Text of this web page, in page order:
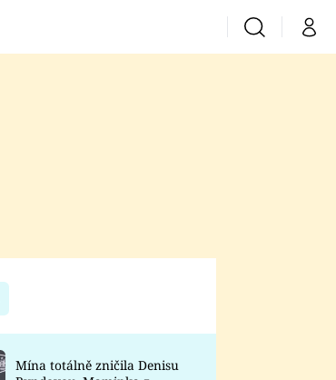
VyhledáváníMůj
Prima Lajk
Mína totálně zničila Denisu